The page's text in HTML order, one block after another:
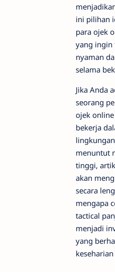
ini pilihan
para ojek
yang ingin
nyaman
selama
Jika Anda
seorang
ojek
bekerja
menuntut
tinggi,
akan
secara
mengapa
tactical
menjadi
yang